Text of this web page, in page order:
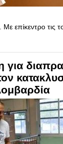
επίκεντρο τις
για